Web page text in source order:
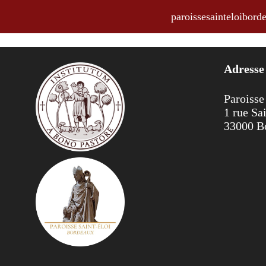
Annonces du 6 décembre 2015
Adresse
1 rue
33000